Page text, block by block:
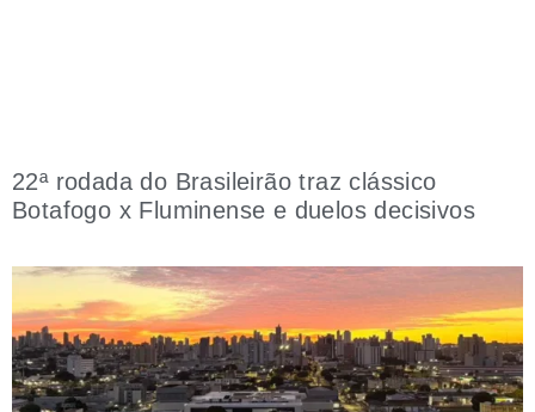
22ª rodada do Brasileirão traz clássico
Botafogo x Fluminense e duelos decisivos